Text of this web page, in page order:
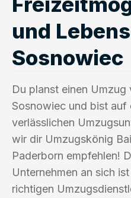
und
Sosnowiec
Du planst einen
Sosnowiec und bist auf
verlässlichen
wir dir Umzugskönig
Paderborn empfehlen!
Unternehmen an sich
richtigen